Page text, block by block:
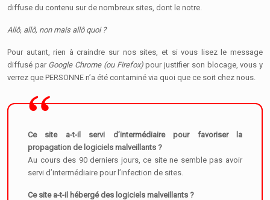
diffuse du contenu sur de nombreux sites, dont le notre.
Allô, allô, non mais allô quoi ?
Pour autant, rien à craindre sur nos sites, et si vous lisez le message
diffusé par Google Chrome (ou Firefox)pour justifier son blocage, vous y
verrez que PERSONNE n’a été contaminé via quoi que ce soit chez nous.
Ce site a-t-il servi d’intermédiaire pour favoriser la
propagation de logiciels malveillants ?
Au cours des 90 derniers jours, ce site ne semble pas avoir
servi d’intermédiaire pour l’infection de sites.
Ce site a-t-il hébergé des logiciels malveillants ?